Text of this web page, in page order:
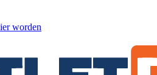
worden